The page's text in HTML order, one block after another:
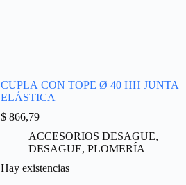
CUPLA CON TOPE Ø 40 HH JUNTA
ELÁSTICA
$866,79
ACCESORIOS DESAGUE,
DESAGUE, PLOMERÍA
Hay existencias